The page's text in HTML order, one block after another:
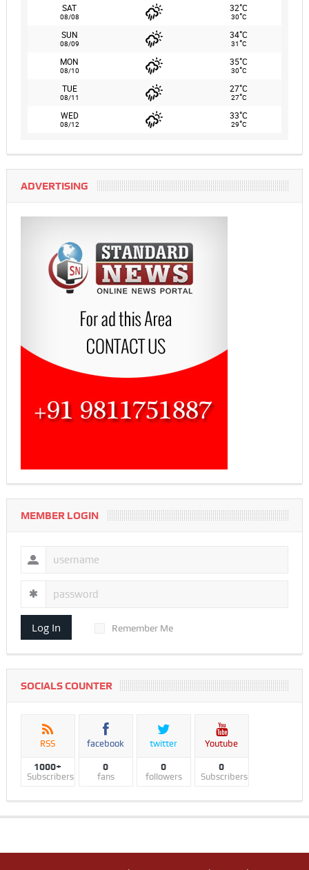
SAT
08/08
32°C
30°C
SUN
08/09
34°C
31°C
MON
08/10
35°C
30°C
TUE
08/11
27°C
27°C
WED
08/12
33°C
29°C
ADVERTISING
MEMBER LOGIN
Log In Remember Me
SOCIALS COUNTER
RSS
1000+
Subscribers
facebook
0
fans
twitter
0
followers
Youtube
0
Subscribers